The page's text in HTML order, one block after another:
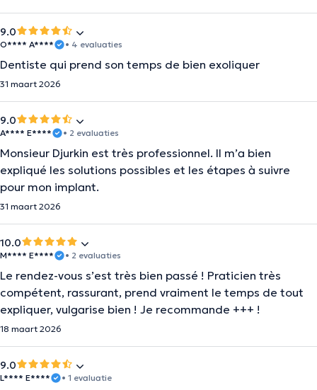
9.0
O**** A**** • 4 evaluaties
Dentiste qui prend son temps de bien exoliquer
31 maart 2026
9.0
A**** E**** • 2 evaluaties
Monsieur Djurkin est très professionnel. Il m’a bien
expliqué les solutions possibles et les étapes à suivre
pour mon implant.
31 maart 2026
10.0
M**** E**** • 2 evaluaties
Le rendez-vous s’est très bien passé ! Praticien très
compétent, rassurant, prend vraiment le temps de tout
expliquer, vulgarise bien ! Je recommande +++ !
18 maart 2026
9.0
L**** E**** • 1 evaluatie